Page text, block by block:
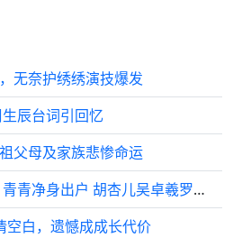
无奈护绣绣演技爆发
辰台词引回忆
父母及家族悲惨命运
醋娘子：钱通狠心休妻 青青净身出户 胡杏儿吴卓羲罗仲谦
空白，遗憾成成长代价